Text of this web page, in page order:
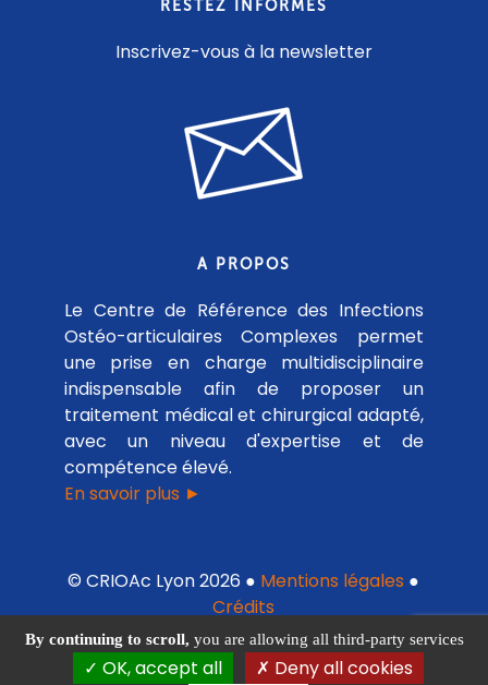
RESTEZ INFORMÉS
Inscrivez-vous à la newsletter
A PROPOS
Le Centre de Référence des Infections
Ostéo-articulaires Complexes permet
une prise en charge multidisciplinaire
indispensable afin de proposer un
traitement médical et chirurgical adapté,
avec un niveau d'expertise et de
compétence élevé.
En savoir plus ►
© CRIOAc Lyon 2026 ● Mentions légales ●
Crédits
By continuing to scroll, you are allowing all third-party services
OK, accept all Deny all cookies